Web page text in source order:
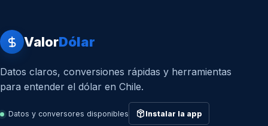
ValorDólar
Datos claros, conversiones rápidas y herramientas
para entender el dólar en Chile.
Datos y conversores disponibles Instalar la app